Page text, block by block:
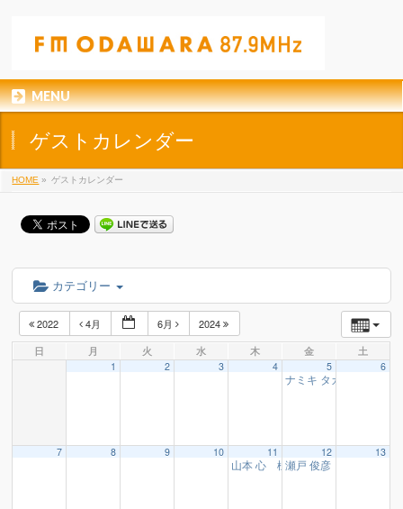
MENU
ゲストカレンダー
HOME » ゲストカレンダー
カテゴリー
2022 4月 6月
2024
日
月 火 水 木 金 土
1 2 3 4 5
ナミキ タカノリ 様
6
7 8 9 10 11
山本 心 様16:15
12
瀬戸 俊彦 様
13